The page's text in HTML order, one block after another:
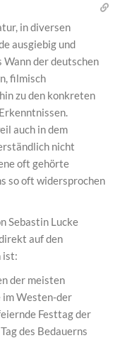
in diversen
ausgiebig und
Wann der deutschen
filmisch
zu den konkreten
auch in dem
nicht
oft gehörte
so oft widersprochen
Sebastin Lucke
auf den
ist:
der meisten
im Westen-der
Festtag der
des Bedauerns